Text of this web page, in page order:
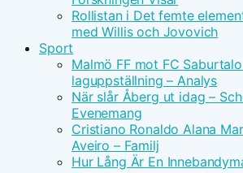
Rollistan i Det femte
med Willis och Jovovich
Sport
Malmö FF mot FC
laguppställning – Analys
När slår Åberg ut idag –
Evenemang
Cristiano Ronaldo Alana
Aveiro – Familj
Hur Lång Är En